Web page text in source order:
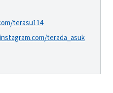
terasu114
terada_asuk